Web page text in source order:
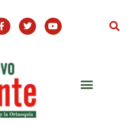
F
a
c
o
o
-
T
w
i
Y
o
u